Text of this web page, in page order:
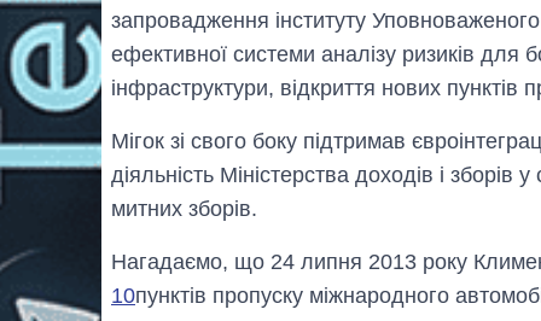
запровадження інституту
ефективної системи аналізу ризиків
інфраструктури, відкриття нових пунктів
Мігок зі свого боку підтримав
діяльність Міністерства доходів і зборів
митних зборів.
Нагадаємо, що 24 липня 2013 року
10пунктів пропуску міжнародного